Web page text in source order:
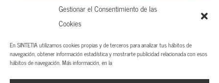
Gestionar el Consentimiento de las
Cookies
En SINTETIA utilizamos cookies propias y de terceros para analizar tus hábitos de
navegación, obtener información estadística y mostrarte publicidad relacionada con esos
hábitos de navegación. Más información, en la
Axel Kaiser: “La igualdad conseguida aplastando la libertad
jamás es buena”